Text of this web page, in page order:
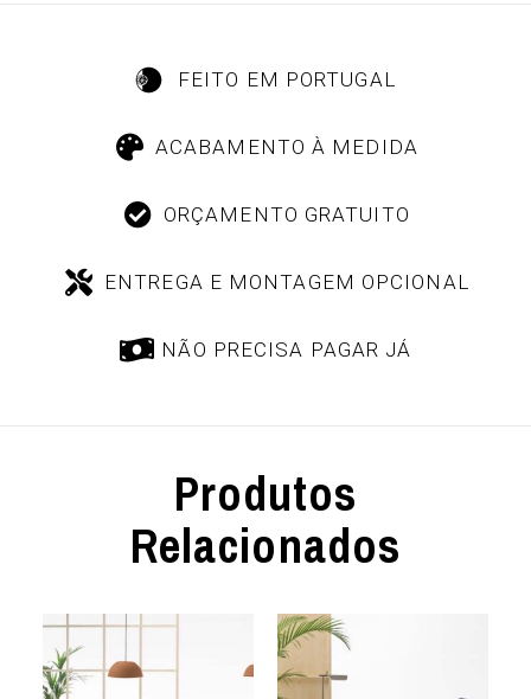
FEITO EM PORTUGAL
ACABAMENTO À MEDIDA
ORÇAMENTO GRATUITO
ENTREGA E MONTAGEM OPCIONAL
NÃO PRECISA PAGAR JÁ
Produtos
Relacionados